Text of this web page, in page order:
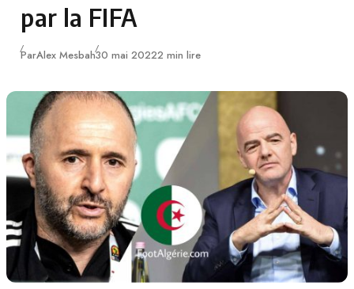
par la FIFA
ParAlex MesbahPublié
30 mai 20222 min lire